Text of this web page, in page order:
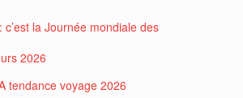
c’est la Journée mondiale des
2026
tendance voyage 2026